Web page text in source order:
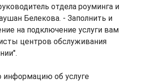
отдела роуминга и
Белекова. - Заполнить и
на подключение услуги вам
центров обслуживания
информацию об услуге